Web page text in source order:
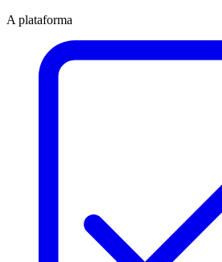
A plataforma